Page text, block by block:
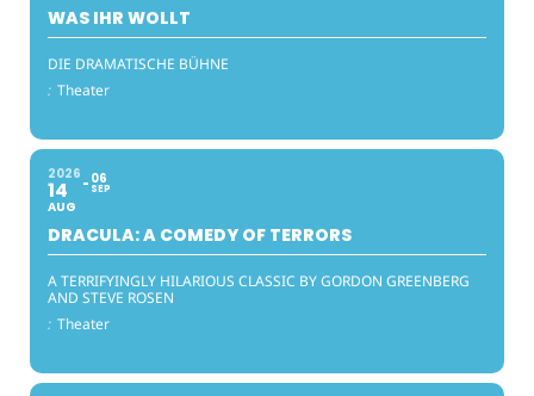
WAS IHR WOLLT
DIE DRAMATISCHE BÜHNE
: Theater
2026
14
AUG
06
SEP
DRACULA: A COMEDY OF TERRORS
A TERRIFYINGLY HILARIOUS CLASSIC BY GORDON GREENBERG
AND STEVE ROSEN
: Theater